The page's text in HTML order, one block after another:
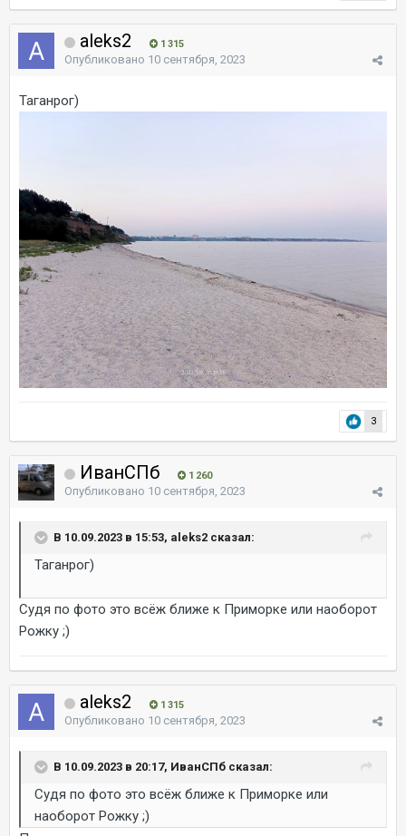
aleks2 1 315
Опубликовано 10 сентября, 2023
Таганрог)
3
ИванСПб 1 260
Опубликовано 10 сентября, 2023
В 10.09.2023 в 15:53, aleks2 сказал:
Таганрог)
Судя по фото это всёж ближе к Приморке или наоборот
Рожку ;)
aleks2 1 315
Опубликовано 10 сентября, 2023
В 10.09.2023 в 20:17, ИванСПб сказал:
Судя по фото это всёж ближе к Приморке или
наоборот Рожку ;)